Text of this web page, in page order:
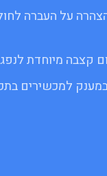
הצהרה על העברה